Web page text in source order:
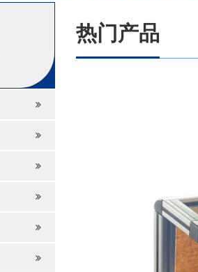
热门产品